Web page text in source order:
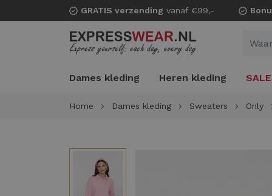
GRATIS verzending vanaf €99,-
Dames kleding Heren kleding SALE
Home Dames kleding Sweaters Only